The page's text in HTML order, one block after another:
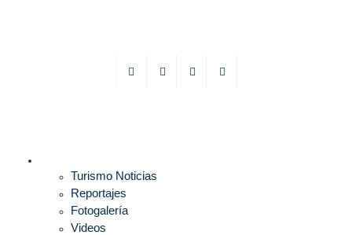
Turismo Noticias
Reportajes
Fotogalería
Videos